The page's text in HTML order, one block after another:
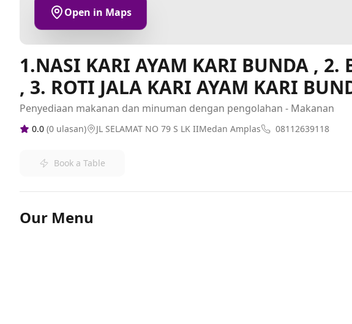
Open in Maps
1.NASI KARI AYAM KARI BUNDA ,
, 3. ROTI JALA KARI AYAM KARI
Penyediaan makanan dan minuman dengan pengolahan - Makanan
0.0 (0 ulasan) JL SELAMAT NO 79 S LK IIMedan Amplas 08112639118
Book a Table
Our Menu